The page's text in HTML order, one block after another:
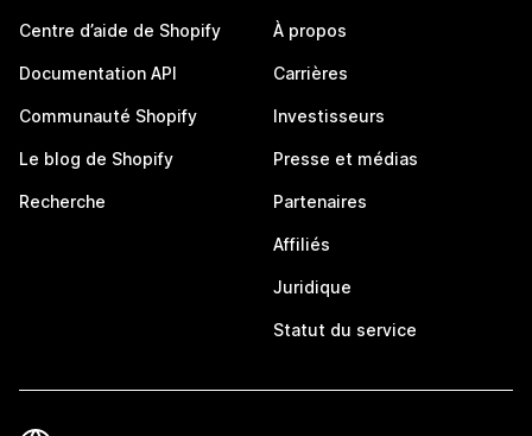
Centre d’aide de Shopify
Documentation API
Communauté Shopify
Le blog de Shopify
Recherche
À propos
Carrières
Investisseurs
Presse et médias
Partenaires
Affiliés
Juridique
Statut du service